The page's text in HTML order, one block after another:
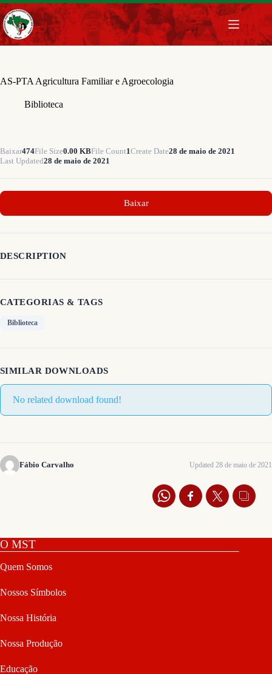
Pular
para
o
conteúdo
AS-PTA Agricultura Familiar e Agroecologia
Biblioteca
Baixar474File Size0.00 KBFile Count1Create Date28 de maio de 2021
Last Updated28 de maio de 2021
Baixar
DESCRIPTION
CATEGORIAS & TAGS
Biblioteca
SIMILAR DOWNLOADS
No related download found!
Fábio Carvalho Updated 28 de maio de 2021
O MST
Quem Somos
Nossos Símbolos
Nossa História
Nossa Produção
Educação